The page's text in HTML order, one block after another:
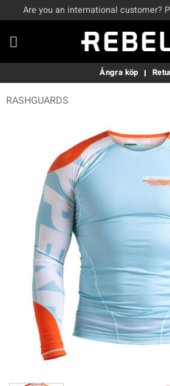
to
content
Are you an international customer?
Ångra köp
RASHGUARDS